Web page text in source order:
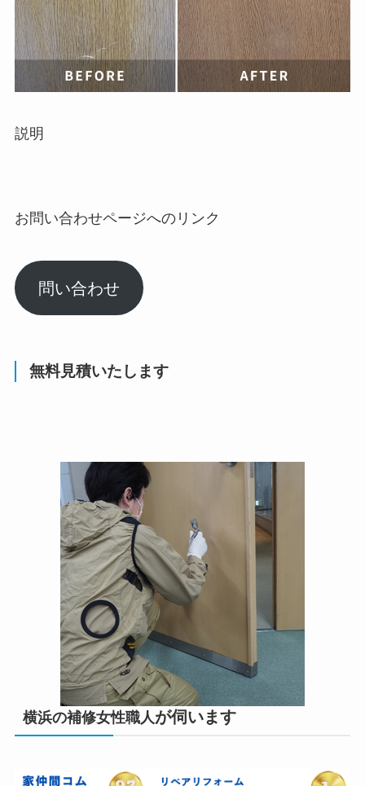
説明
お問い合わせページへのリンク
問い合わせ
無料見積いたします
横浜の補修女性職人が伺います